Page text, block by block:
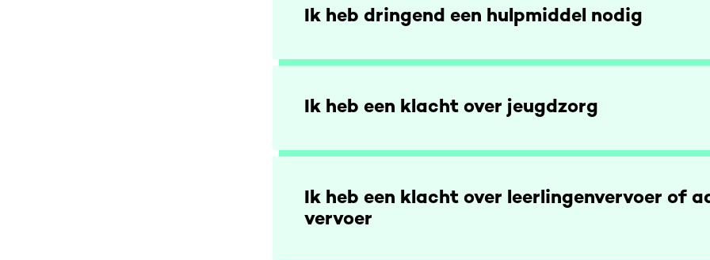
Ik heb dringend een hulpmiddel nodig
Ik heb een klacht over jeugdzorg
Ik heb een klacht over leerlingenvervoer of
vervoer